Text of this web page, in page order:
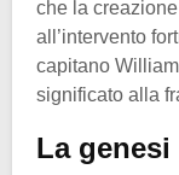
che la
all’intervento
capitano
significato alla
La